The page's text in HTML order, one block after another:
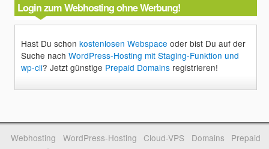
Login zum Webhosting ohne Werbung!
Hast Du schonkostenlosen Webspace oder bist Du auf der
Suche nachWordPress-Hosting mit Staging-Funktion und
wp-cli? Jetzt günstige Prepaid Domains registrieren!
Webhosting WordPress-Hosting Cloud-VPS Domains
Prepaid